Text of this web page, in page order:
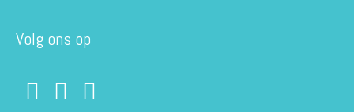
Volg ons op